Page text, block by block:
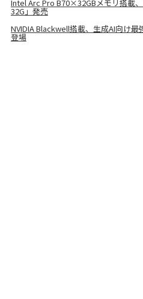
Intel Arc Pro B70×32GBメモリ搭載
32G」発売
NVIDIA Blackwell搭載、生成AI向け
登場